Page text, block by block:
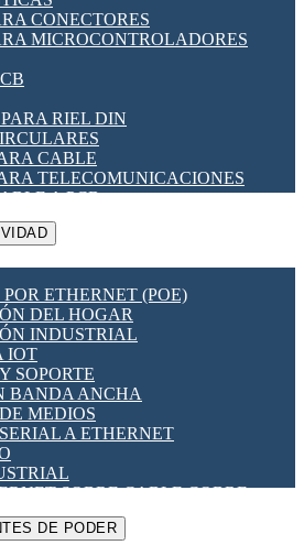
PANEL
RELÉ
FIN DE CARRERA
Y TC'S DE CORRIENTE
PASO
LÓGICO PROGRAMABLES
DE HORARIO
FRECUENCIA [VDF]
- INTERRUPTORES
CONECTORES
MICROCONTROLADORES
RIEL DIN
CABLE
TELECOMUNICACIONES
A PCB
A CABLE
VARIAS
REED
SÓLIDO SSR
DE POTENCIA
ETHERNET (POE)
DEL HOGAR
INDUSTRIAL
IOT
SOPORTE
BANDA ANCHA
MEDIOS
A ETHERNET
SOBRE CABLE COBRE
DE PODER